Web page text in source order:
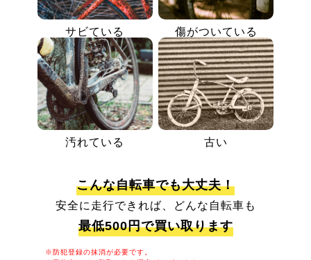
サビている 傷がついている
汚れている 古い
こんな自転車でも大丈夫！
安全に走行できれば、どんな自転車も
最低500円で買い取ります
※防犯登録の抹消が必要です。